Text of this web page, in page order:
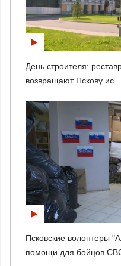
День строителя:
возвращают Пскову ис...
Псковские волонтеры
помощи для бойцов